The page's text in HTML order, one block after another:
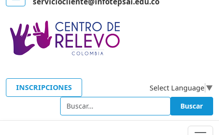
INSCRIPCIONES Select Language ▼
Buscar Buscar